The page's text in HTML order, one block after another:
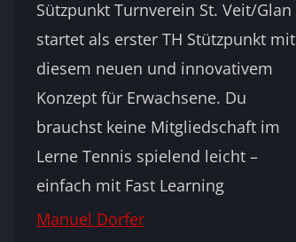
Sützpunkt Turnverein St. Veit/Glan
startet als erster TH Stützpunkt mit
diesem neuen und innovativem
Konzept für Erwachsene. Du
brauchst keine Mitgliedschaft im
Lerne Tennis spielend leicht –
einfach mit Fast Learning
Manuel Dorfer